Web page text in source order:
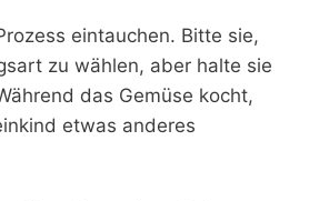
eintauchen. Bitte sie,
zu wählen, aber halte sie
das Gemüse kocht,
etwas anderes